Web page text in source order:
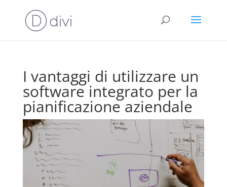
I vantaggi di utilizzare un
software integrato per la
pianificazione aziendale